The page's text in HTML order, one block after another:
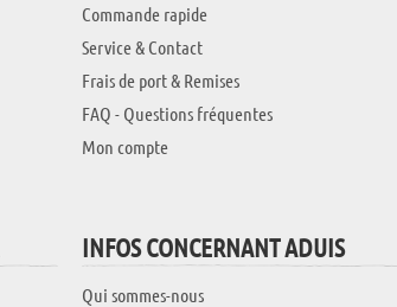
Commande rapide
Service & Contact
Frais de port & Remises
FAQ - Questions fréquentes
Mon compte
INFOS CONCERNANT ADUIS
Qui sommes-nous